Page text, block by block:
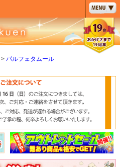
パルフェタムール
ペー
ジト
ップ
へ